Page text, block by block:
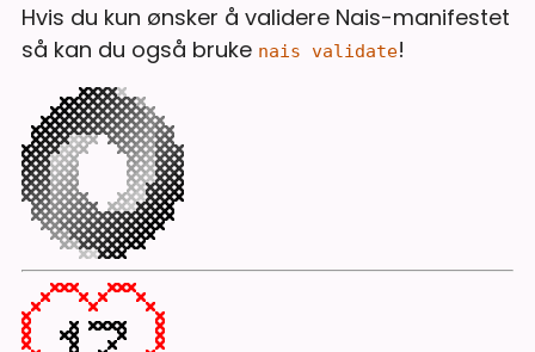
Hvis du kun ønsker å validere Nais-manifestet
så kan du også bruke nais validate!